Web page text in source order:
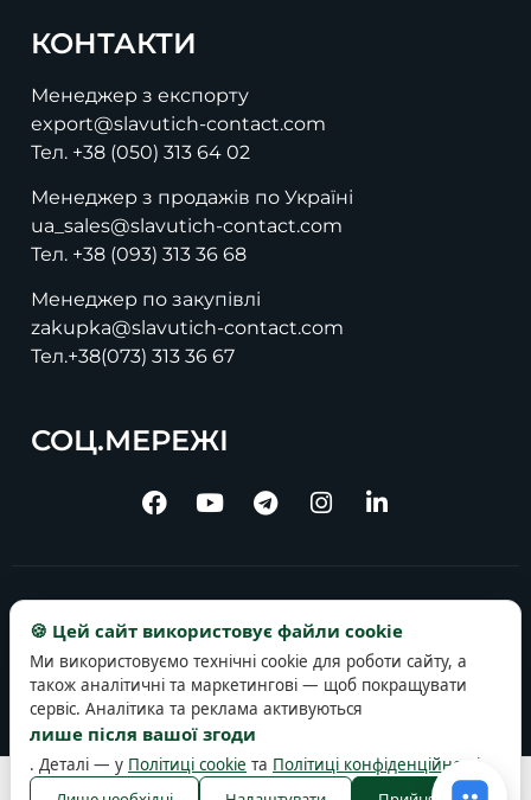
КОНТАКТИ
Менеджер з експорту
export@slavutich-contact.com
Тел. +38 (050) 313 64 02
Менеджер з продажів по Україні
ua_sales@slavutich-contact.com
Тел. +38 (093) 313 36 68
Менеджер по закупівлі
zakupka@slavutich-contact.com
Тел.+38(073) 313 36 67
СОЦ.МЕРЕЖІ
🍪 Цей сайт використовує файли cookie
Ми використовуємо технічні cookie для роботи сайту, а
також аналітичні та маркетингові — щоб покращувати
сервіс. Аналітика та реклама активуються
лише після вашої згоди
. Деталі — у Політиці cookie та Політиці конфіденційності
Політика конфіденційності Політика cookie Правила користування